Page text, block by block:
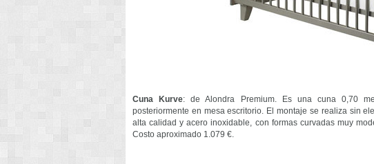
Cuna Kurve: de Alondra Premium. Es una cuna 0,70
posteriormente en mesa escritorio. El montaje se realiza sin
alta calidad y acero inoxidable, con formas curvadas muy
Costo aproximado 1.079 €.